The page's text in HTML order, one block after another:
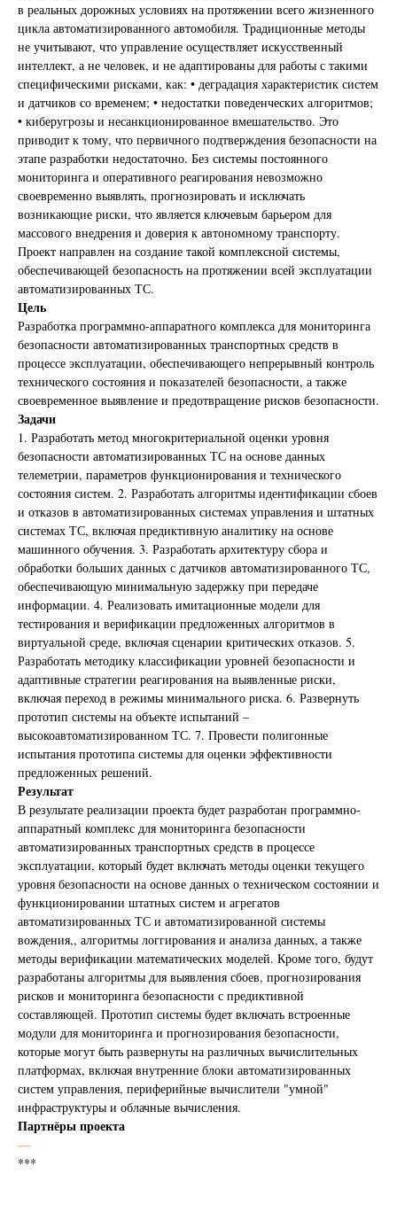
в реальных дорожных условиях на протяжении всего жизненного
цикла автоматизированного автомобиля. Традиционные методы
не учитывают, что управление осуществляет искусственный
интеллект, а не человек, и не адаптированы для работы с такими
специфическими рисками, как: • деградация характеристик систем
и датчиков со временем; • недостатки поведенческих алгоритмов;
• киберугрозы и несанкционированное вмешательство. Это
приводит к тому, что первичного подтверждения безопасности на
этапе разработки недостаточно. Без системы постоянного
мониторинга и оперативного реагирования невозможно
своевременно выявлять, прогнозировать и исключать
возникающие риски, что является ключевым барьером для
массового внедрения и доверия к автономному транспорту.
Проект направлен на создание такой комплексной системы,
обеспечивающей безопасность на протяжении всей эксплуатации
автоматизированных ТС.
Цель
Разработка программно-аппаратного комплекса для мониторинга
безопасности автоматизированных транспортных средств в
процессе эксплуатации, обеспечивающего непрерывный контроль
технического состояния и показателей безопасности, а также
своевременное выявление и предотвращение рисков безопасности.
Задачи
1. Разработать метод многокритериальной оценки уровня
безопасности автоматизированных ТС на основе данных
телеметрии, параметров функционирования и технического
состояния систем. 2. Разработать алгоритмы идентификации сбоев
и отказов в автоматизированных системах управления и штатных
системах ТС, включая предиктивную аналитику на основе
машинного обучения. 3. Разработать архитектуру сбора и
обработки больших данных с датчиков автоматизированного ТС,
обеспечивающую минимальную задержку при передаче
информации. 4. Реализовать имитационные модели для
тестирования и верификации предложенных алгоритмов в
виртуальной среде, включая сценарии критических отказов. 5.
Разработать методику классификации уровней безопасности и
адаптивные стратегии реагирования на выявленные риски,
включая переход в режимы минимального риска. 6. Развернуть
прототип системы на объекте испытаний –
высокоавтоматизированном ТС. 7. Провести полигонные
испытания прототипа системы для оценки эффективности
предложенных решений.
Результат
В результате реализации проекта будет разработан программно-
аппаратный комплекс для мониторинга безопасности
автоматизированных транспортных средств в процессе
эксплуатации, который будет включать методы оценки текущего
уровня безопасности на основе данных о техническом состоянии и
функционировании штатных систем и агрегатов
автоматизированных ТС и автоматизированной системы
вождения,, алгоритмы логгирования и анализа данных, а также
методы верификации математических моделей. Кроме того, будут
разработаны алгоритмы для выявления сбоев, прогнозирования
рисков и мониторинга безопасности с предиктивной
составляющей. Прототип системы будет включать встроенные
модули для мониторинга и прогнозирования безопасности,
которые могут быть развернуты на различных вычислительных
платформах, включая внутренние блоки автоматизированных
систем управления, периферийные вычислители "умной"
инфраструктуры и облачные вычисления.
Партнёры проекта
—
***